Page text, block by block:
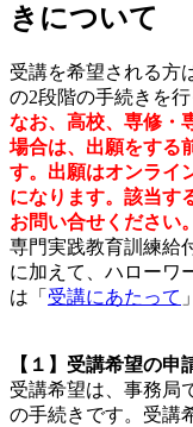
きについて
受講を希望される方
の2段階の手続きを行
なお、高校、専修・
場合は、出願をする
す。出願はオンライ
になります。該当す
お問い合せください。
専門実践教育訓練給
に加えて、ハローワ
は「 受講にあたって
【１】受講希望の申
受講希望は、事務局
の手続きです。受講